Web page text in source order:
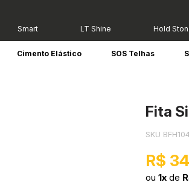
Smart LT Shine Hold
Cimento Elástico SOS Telhas
Fita
SKU
R$
ou1x de